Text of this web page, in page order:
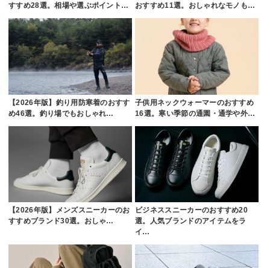
すすめ28選。相場や選ぶポイント…
おすすめ11選。おしゃれなモノも…
【2026年版】釣り用防寒着のおすす
め46選。釣り場でもおしゃれ…
子供用ネックウォーマーのおすすめ
16選。寒い季節の通園・通学や外…
【2026年版】メンズスニーカーのお
すすめブランド30選。おしゃ…
ビジネススニーカーのおすすめ20
選。人気ブランドのアイテムをラ
イ…